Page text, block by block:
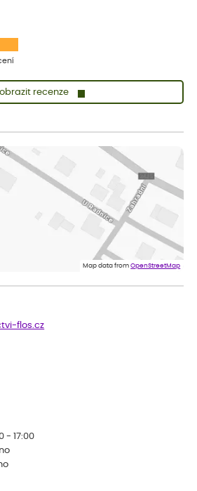
recenze
spokojena.
dnes
v dobrém stavu, jsem spokojená.
kvalitních rostlin
Map data fromOpenStreetMap
flos.cz
- 17:00